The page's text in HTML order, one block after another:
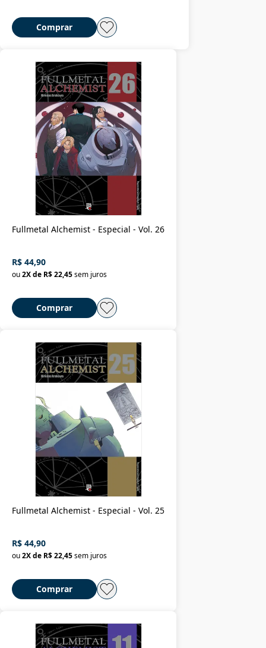
Comprar
Fullmetal Alchemist - Especial - Vol. 26
R$ 44,90
ou2X de R$ 22,45sem juros
Comprar
Fullmetal Alchemist - Especial - Vol. 25
R$ 44,90
ou2X de R$ 22,45sem juros
Comprar